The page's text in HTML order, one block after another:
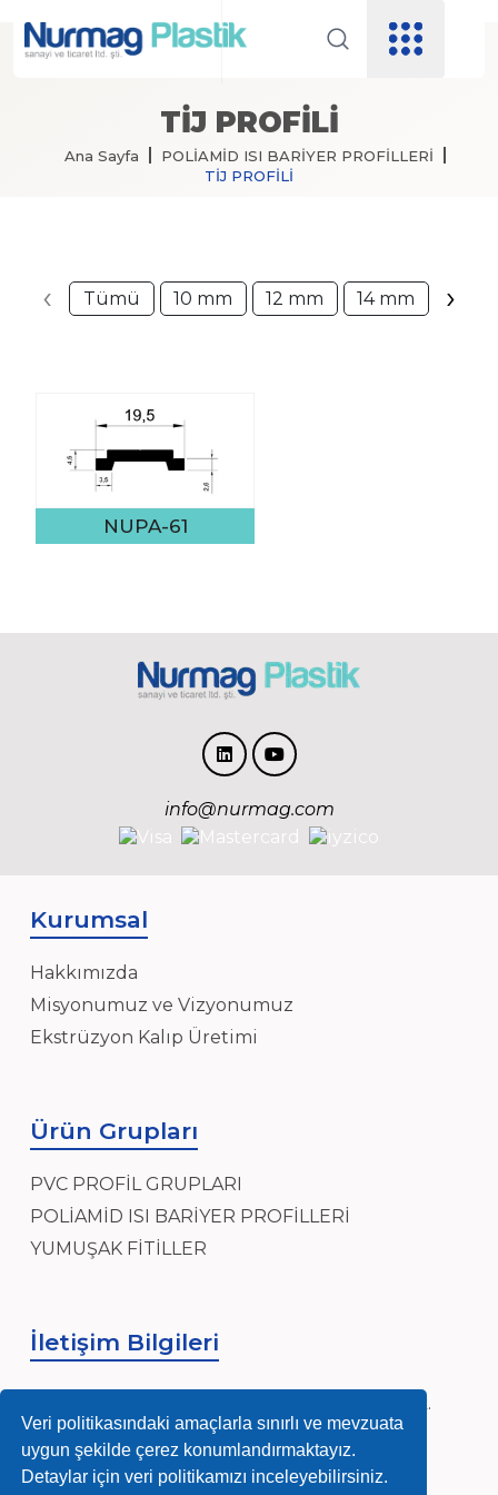
Veri politikasındaki amaçlarla sınırlı ve mevzuata
uygun şekilde çerez konumlandırmaktayız.
Detaylar için veri politikamızı inceleyebilirsiniz.
TİJ PROFİLİ
Ana Sayfa
POLİAMİD ISI BARİYER PROFİLLERİ
TİJ PROFİLİ
Tümü 10 mm 12 mm 14 mm
‹ ›
NUPA-61
info@nurmag.com
Kurumsal
Hakkımızda
Misyonumuz ve Vizyonumuz
Ekstrüzyon Kalıp Üretimi
Ürün Grupları
PVC PROFİL GRUPLARI
POLİAMİD ISI BARİYER PROFİLLERİ
YUMUŞAK FİTİLLER
İletişim Bilgileri
Sanayi, Sanayi Mh, Ensar Cad, Hidayet Sk.
No:4, 34906 Pendik/İstanbul
info@nurmag.com